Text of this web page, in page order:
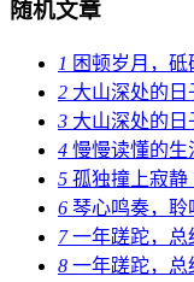
随机文章
1 困顿岁月，
2 大山深处的日
3 大山深处的日
4 慢慢读懂的生
5 孤独撞上寂静
6 琴心鸣奏，聆
7一年蹉跎，总
8 一年蹉跎，总